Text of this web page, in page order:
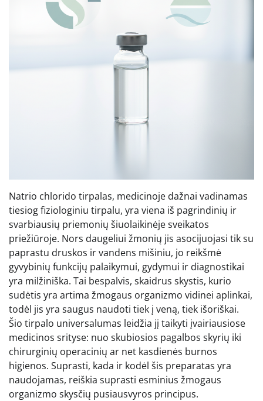
Natrio chlorido tirpalas, medicinoje dažnai vadinamas
tiesiog fiziologiniu tirpalu, yra viena iš pagrindinių ir
svarbiausių priemonių šiuolaikinėje sveikatos
priežiūroje. Nors daugeliui žmonių jis asocijuojasi tik su
paprastu druskos ir vandens mišiniu, jo reikšmė
gyvybinių funkcijų palaikymui, gydymui ir diagnostikai
yra milžiniška. Tai bespalvis, skaidrus skystis, kurio
sudėtis yra artima žmogaus organizmo vidinei aplinkai,
todėl jis yra saugus naudoti tiek į veną, tiek išoriškai.
Šio tirpalo universalumas leidžia jį taikyti įvairiausiose
medicinos srityse: nuo skubiosios pagalbos skyrių iki
chirurginių operacinių ar net kasdienės burnos
higienos. Suprasti, kada ir kodėl šis preparatas yra
naudojamas, reiškia suprasti esminius žmogaus
organizmo skysčių pusiausvyros principus.